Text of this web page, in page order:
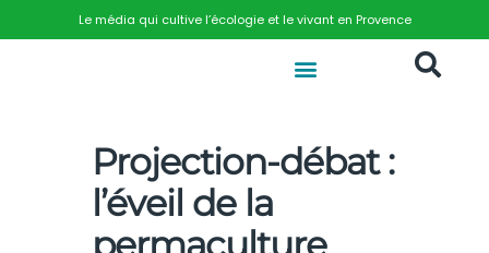
Le média qui cultive l’écologie et le vivant en Provence
Projection-débat :
l’éveil de la
permaculture